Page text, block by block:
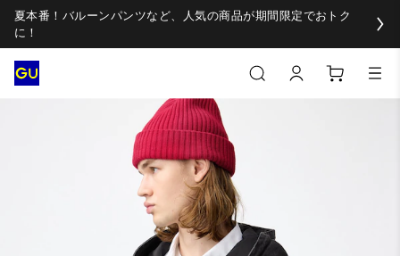
夏本番！バルーンパンツなど、人気の商品が期間限定でおトク
に！